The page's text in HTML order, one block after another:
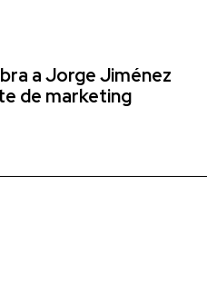
a Jorge Jiménez
de marketing